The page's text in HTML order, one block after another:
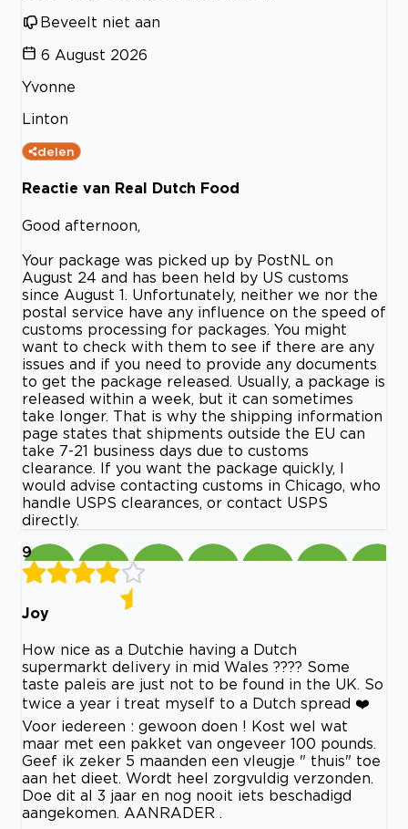
Beveelt niet aan
6 August 2026
Yvonne
Linton
delen
Reactie van Real Dutch Food
Good afternoon,
Your package was picked up by PostNL on
August 24 and has been held by US customs
since August 1. Unfortunately, neither we nor the
postal service have any influence on the speed of
customs processing for packages. You might
want to check with them to see if there are any
issues and if you need to provide any documents
to get the package released. Usually, a package is
released within a week, but it can sometimes
take longer. That is why the shipping information
page states that shipments outside the EU can
take 7-21 business days due to customs
clearance. If you want the package quickly, I
would advise contacting customs in Chicago, who
handle USPS clearances, or contact USPS
directly.
9
Joy
How nice as a Dutchie having a Dutch
supermarkt delivery in mid Wales ???? Some
taste paleis are just not to be found in the UK. So
twice a year i treat myself to a Dutch spread ❤️
Voor iedereen : gewoon doen ! Kost wel wat
maar met een pakket van ongeveer 100 pounds.
Geef ik zeker 5 maanden een vleugje " thuis" toe
aan het dieet. Wordt heel zorgvuldig verzonden.
Doe dit al 3 jaar en nog nooit iets beschadigd
aangekomen. AANRADER .